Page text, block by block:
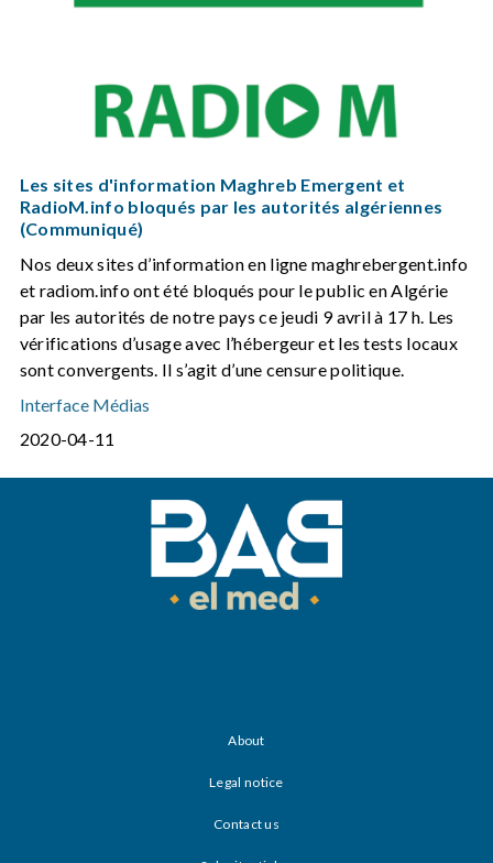
Les sites d'information Maghreb Emergent et
RadioM.info bloqués par les autorités algériennes
(Communiqué)
Nos deux sites d’information en ligne maghrebergent.info
et radiom.info ont été bloqués pour le public en Algérie
par les autorités de notre pays ce jeudi 9 avril à 17 h. Les
vérifications d’usage avec l’hébergeur et les tests locaux
sont convergents. Il s’agit d’une censure politique.
Interface Médias
2020-04-11
About
Legal notice
Contact us